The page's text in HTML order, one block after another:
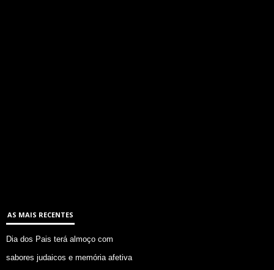
AS MAIS RECENTES
Dia dos Pais terá almoço com
sabores judaicos e memória afetiva